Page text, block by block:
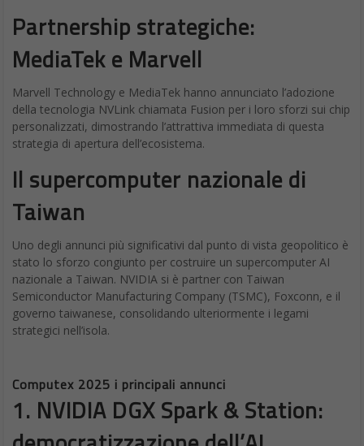
Partnership strategiche:
MediaTek e Marvell
Marvell Technology e MediaTek hanno annunciato l’adozione
della tecnologia NVLink chiamata Fusion per i loro sforzi sui chip
personalizzati, dimostrando l’attrattiva immediata di questa
strategia di apertura dell’ecosistema.
Il supercomputer nazionale di
Taiwan
Uno degli annunci più significativi dal punto di vista geopolitico è
stato lo sforzo congiunto per costruire un supercomputer AI
nazionale a Taiwan. NVIDIA si è partner con Taiwan
Semiconductor Manufacturing Company (TSMC), Foxconn, e il
governo taiwanese, consolidando ulteriormente i legami
strategici nell’isola.
Computex 2025 i principali annunci
1. NVIDIA DGX Spark & Station: